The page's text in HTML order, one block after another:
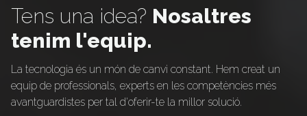
Tens una idea? Nosaltres
tenim l'equip.
La tecnologia és un món de canvi constant. Hem creat un
equip de professionals, experts en les competències més
avantguardistes per tal d'oferir-te la millor solució.